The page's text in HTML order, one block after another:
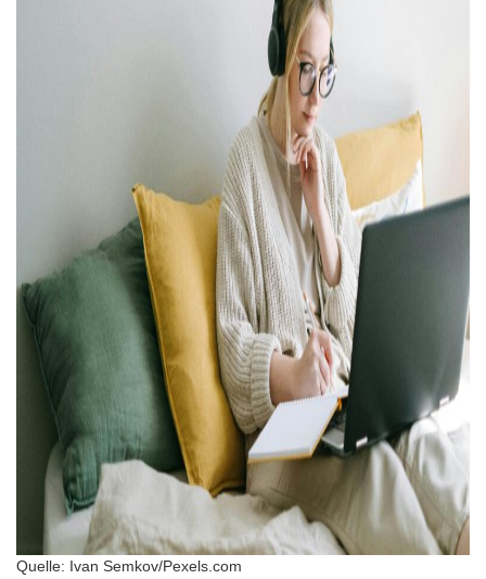
Quelle: Ivan Semkov/Pexels.com